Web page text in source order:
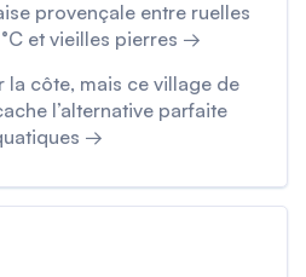
provençale entre ruelles
et vieilles pierres →
la côte, mais ce village de
l’alternative parfaite
→